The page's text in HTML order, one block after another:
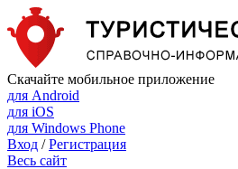
Скачайте мобильное приложение
для Android
для iOS
для Windows Phone
Вход /Регистрация
Весь сайт